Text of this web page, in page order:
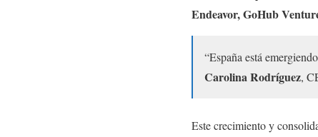
Endeavor, GoHub
“España está
Carolina Rodríguez,
Este crecimiento y